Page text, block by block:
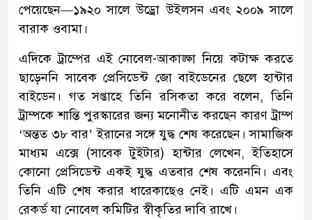
পেয়েছেন—১৯২০ সালে উড্রো উইলসন এবং ২০০৯ সালে
বারাক ওবামা।
এদিকে ট্রাম্পের এই নোবেল-আকাঙ্ক্ষা নিয়ে কটাক্ষ করতে
ছাড়েননি সাবেক প্রেসিডেন্ট জো বাইডেনের ছেলে হান্টার
বাইডেন। গত সপ্তাহে তিনি রসিকতা করে বলেন, তিনি
ট্রাম্পকে শান্তি পুরস্কারের জন্য মনোনীত করছেন কারণ ট্রাম্প
‘অন্তত ৩৮ বার’ ইরানের সঙ্গে যুদ্ধ শেষ করেছেন। সামাজিক
মাধ্যম এক্সে (সাবেক টুইটার) হান্টার লেখেন, ইতিহাসে
কোনো প্রেসিডেন্ট একই যুদ্ধ এতবার শেষ করেননি। এবং
তিনি এটি শেষ করার ধারেকাছেও নেই। এটি এমন এক
রেকর্ড যা নোবেল কমিটির স্বীকৃতির দাবি রাখে।